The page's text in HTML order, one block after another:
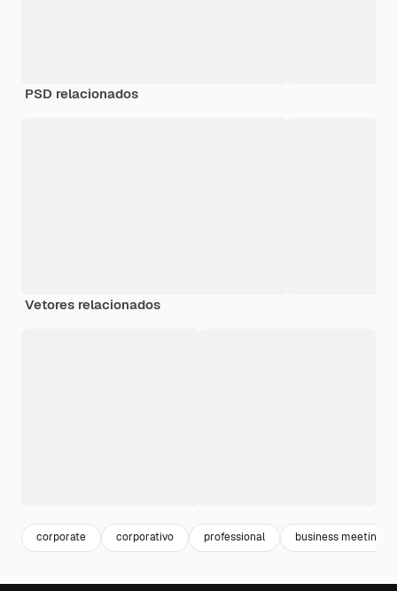
PSD relacionados
Vetores relacionados
corporate corporativo professional business meeting